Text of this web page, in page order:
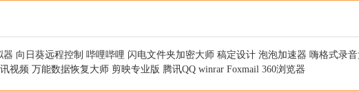
器 向日葵远程控制 哔哩哔哩 闪电文件夹加密大师 稿定设计 泡泡加速器 嗨格式录
视频 万能数据恢复大师 剪映专业版 腾讯QQ winrar Foxmail 360浏览器